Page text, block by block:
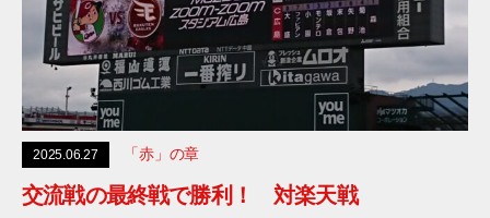
2025.06.27 「赤」の章
交流戦の最終戦で勝利！ 対楽天戦